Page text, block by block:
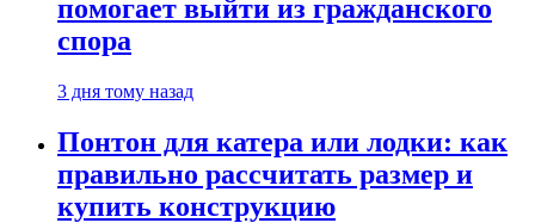
помогает выйти из гражданского
спора
3 дня тому назад
Понтон для катера или лодки: как
правильно рассчитать размер и
купить конструкцию